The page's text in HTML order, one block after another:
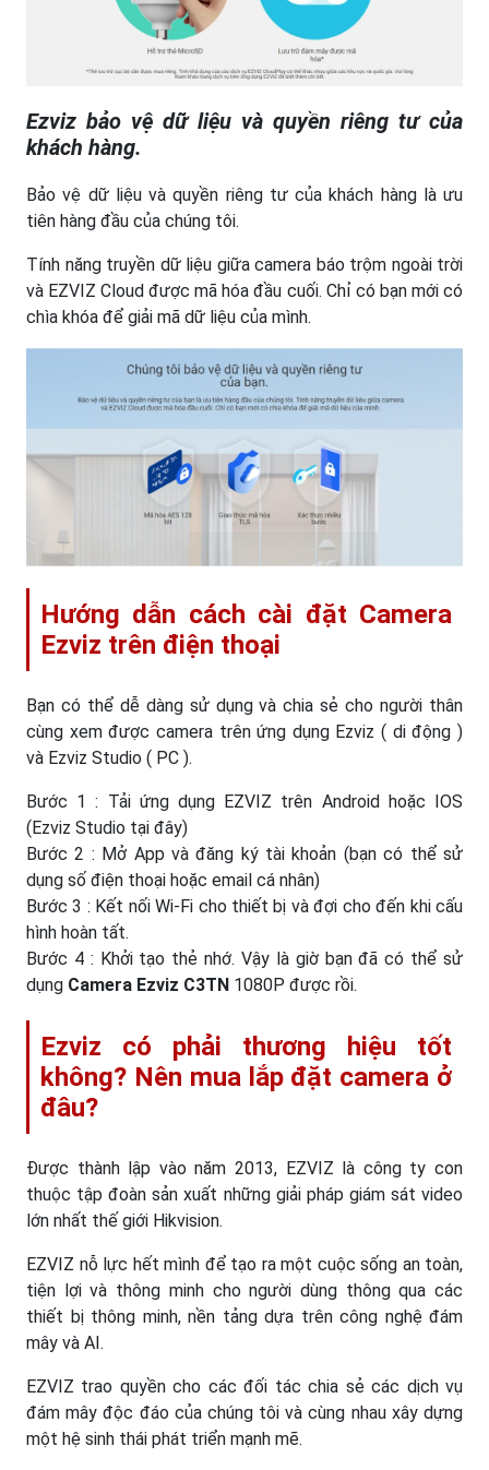
Ezviz bảo vệ dữ liệu và quyền riêng tư của
khách hàng.
Bảo vệ dữ liệu và quyền riêng tư của khách hàng là ưu
tiên hàng đầu của chúng tôi.
Tính năng truyền dữ liệu giữa camera báo trộm ngoài trời
và EZVIZ Cloud được mã hóa đầu cuối. Chỉ có bạn mới có
chìa khóa để giải mã dữ liệu của mình.
Hướng dẫn cách cài đặt Camera
Ezviz trên điện thoại
Bạn có thể dễ dàng sử dụng và chia sẻ cho người thân
cùng xem được camera trên ứng dụng Ezviz ( di động )
và Ezviz Studio ( PC ).
Bước 1 : Tải ứng dụng EZVIZ trên Android hoặc IOS
(Ezviz Studio tại đây)
Bước 2 : Mở App và đăng ký tài khoản (bạn có thể sử
dụng số điện thoại hoặc email cá nhân)
Bước 3 : Kết nối Wi-Fi cho thiết bị và đợi cho đến khi cấu
hình hoàn tất.
Bước 4 : Khởi tạo thẻ nhớ. Vậy là giờ bạn đã có thể sử
dụng Camera Ezviz C3TN 1080P được rồi.
Ezviz có phải thương hiệu tốt
không? Nên mua lắp đặt camera ở
đâu?
Được thành lập vào năm 2013, EZVIZ là công ty con
thuộc tập đoàn sản xuất những giải pháp giám sát video
lớn nhất thế giới Hikvision.
EZVIZ nỗ lực hết mình để tạo ra một cuộc sống an toàn,
tiện lợi và thông minh cho người dùng thông qua các
thiết bị thông minh, nền tảng dựa trên công nghệ đám
mây và AI.
EZVIZ trao quyền cho các đối tác chia sẻ các dịch vụ
đám mây độc đáo của chúng tôi và cùng nhau xây dựng
một hệ sinh thái phát triển mạnh mẽ.